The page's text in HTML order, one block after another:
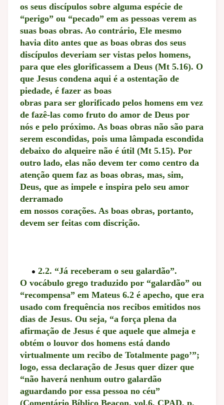
os seus discípulos sobre alguma espécie de
“perigo” ou “pecado” em as pessoas verem as
suas boas obras. Ao contrário, Ele mesmo
havia dito antes que as boas obras dos seus
discípulos deveriam ser vistas pelos homens,
para que eles glorificassem a Deus (Mt 5.16). O
que Jesus condena aqui é a ostentação de
piedade, é fazer as boas
obras para ser glorificado pelos homens em vez
de fazê-las como fruto do amor de Deus por
nós e pelo próximo. As boas obras não são para
serem escondidas, pois uma lâmpada escondida
debaixo do alqueire não é útil (Mt 5.15). Por
outro lado, elas não devem ter como centro da
atenção quem faz as boas obras, mas, sim,
Deus, que as impele e inspira pelo seu amor
derramado
em nossos corações. As boas obras, portanto,
devem ser feitas com discrição.
2.2. “Já receberam o seu galardão”.
O vocábulo grego traduzido por “galardão” ou
“recompensa” em Mateus 6.2 é apecho, que era
usado com frequência nos recibos emitidos nos
dias de Jesus. Ou seja, “a força plena da
afirmação de Jesus é que aquele que almeja e
obtém o louvor dos homens está dando
virtualmente um recibo de Totalmente pago’”;
logo, essa declaração de Jesus quer dizer que
“não haverá nenhum outro galardão
aguardando por essa pessoa no céu”
(Comentário Bíblico Beacon. vol.6, CPAD, p.